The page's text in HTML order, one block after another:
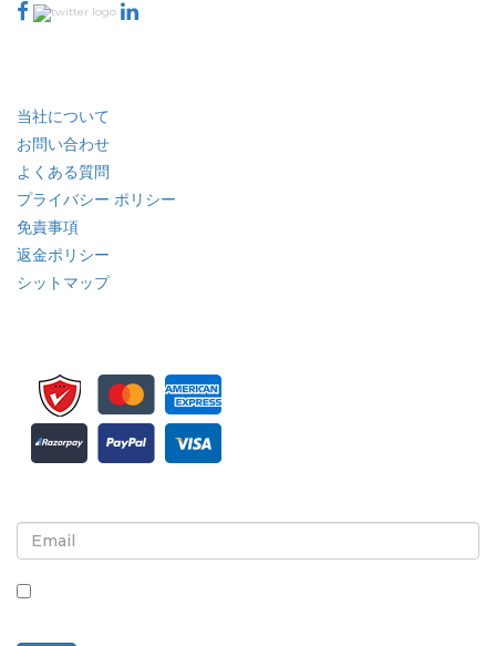
当社について
お問い合わせ
よくある質問
プライバシー ポリシー
免責事項
返金ポリシー
シットマップ